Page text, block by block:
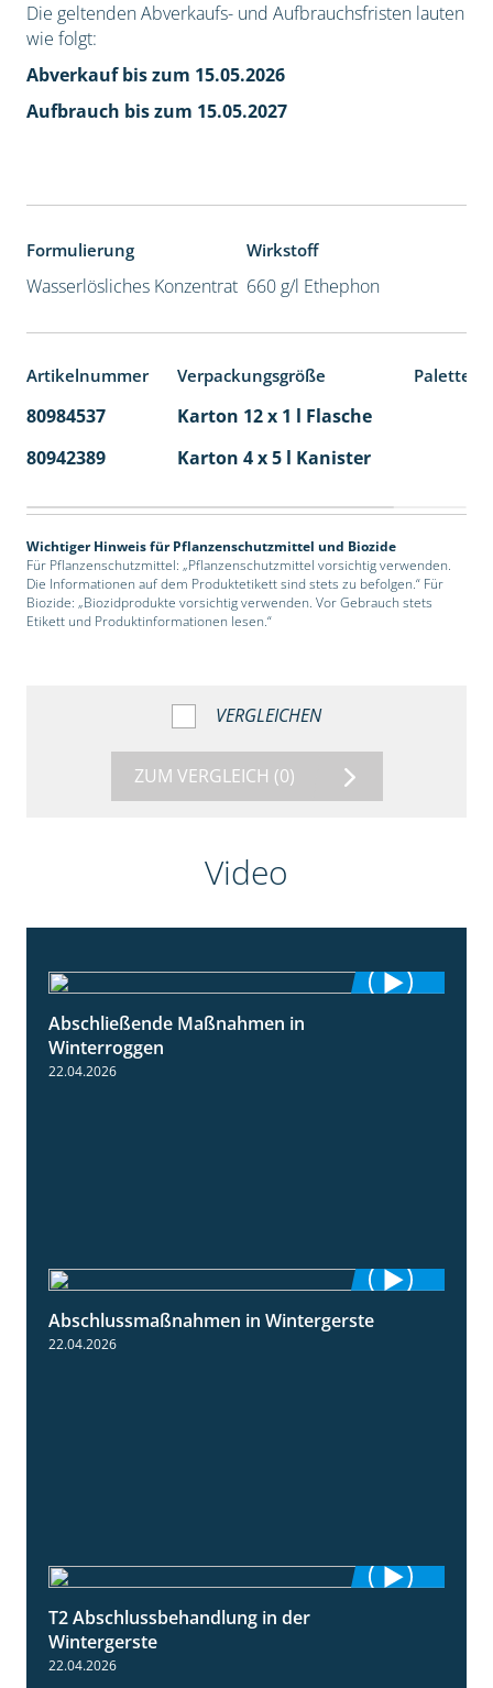
Die geltenden Abverkaufs- und Aufbrauchsfristen lauten
wie folgt:
Abverkauf bis zum 15.05.2026
Aufbrauch bis zum 15.05.2027
Formulierung
Wasserlösliches Konzentrat
Wirkstoff
660 g/l Ethephon
Artikelnummer Verpackungsgröße
80984537 Karton 12 x 1 l Flasche
80942389
Karton 4 x 5 l Kanister
Wichtiger Hinweis für Pflanzenschutzmittel und Biozide
Für Pflanzenschutzmittel: „Pflanzenschutzmittel vorsichtig verwenden.
Die Informationen auf dem Produktetikett sind stets zu befolgen.“ Für
Biozide: „Biozidprodukte vorsichtig verwenden. Vor Gebrauch stets
Etikett und Produktinformationen lesen.“
VERGLEICHEN
ZUM VERGLEICH (0)
Video
Abschließende Maßnahmen in
Winterroggen
22.04.2026
Abschlussmaßnahmen in Wintergerste
22.04.2026
T2 Abschlussbehandlung in der
Wintergerste
22.04.2026